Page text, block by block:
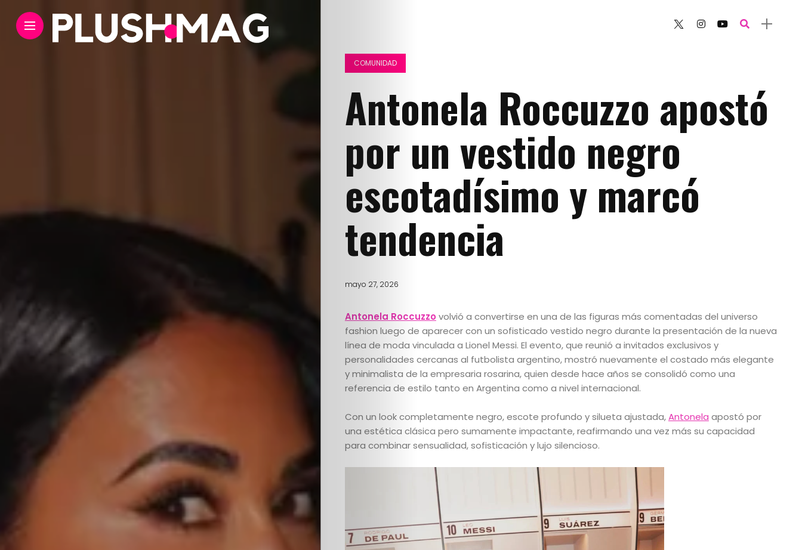
COMUNIDAD
Antonela Roccuzzo apostó
por un vestido negro
escotadísimo y marcó
tendencia
mayo 27, 2026
Antonela Roccuzzo volvió a convertirse en una de las figuras más comentadas del universo
fashion luego de aparecer con un sofisticado vestido negro durante la presentación de la nueva
línea de moda vinculada a Lionel Messi. El evento, que reunió a invitados exclusivos y
personalidades cercanas al futbolista argentino, mostró nuevamente el costado más elegante
y minimalista de la empresaria rosarina, quien desde hace años se consolidó como una
referencia de estilo tanto en Argentina como a nivel internacional.
Con un look completamente negro, escote profundo y silueta ajustada,Antonela apostó por
una estética clásica pero sumamente impactante, reafirmando una vez más su capacidad
para combinar sensualidad, sofisticación y lujo silencioso.